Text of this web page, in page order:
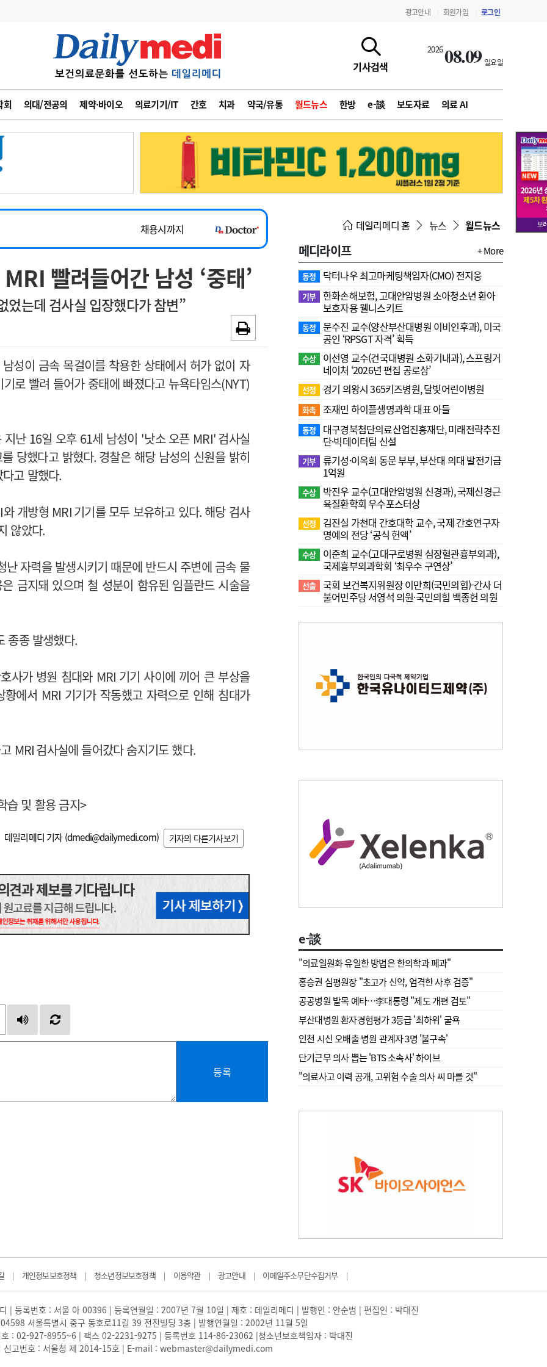
광고안내 회원가입 로그인
기사검색
202608.09 일요일
회 의대/전공의 제약·바이오 의료기기/IT 간호 치과 약국/유통 월드뉴스 한방 e-談 보도자료 의료 AI
6
관리급여 실시
지필공 지원책
수련환경 개선
의과대학 입시
사고
수첩
정책/통계 공시 지침·기준·평가 약제급여 심사 결과
광고안내
~2026-08-31
채용시까지
채용시까지
~2026-08-15
~2026-08-31
채용시까지
빨려들어간 남성 ‘중태’
었는데 검사실 입장했다가 참변”
성이 금속 목걸이를 착용한 상태에서 허가 없이 자
로 빨려 들어가 중태에 빠졌다고 뉴욕타임스(NYT)
지난 16일 오후 61세 남성이 '낫소 오픈 MRI'검사실
당했다고 밝혔다. 경찰은 해당 남성의 신원을 밝히
고 말했다.
와 개방형 MRI기기를 모두 보유하고 있다. 해당 검사
않았다.
자력을 발생시키기 때문에 반드시 주변에 금속 물
금지돼 있으며 철 성분이 함유된 임플란드 시술을
종종 발생했다.
사가 병원 침대와 MRI 기기 사이에 끼어 큰 부상을
황에서 MRI 기기가 작동했고 자력으로 인해 침대가
MRI검사실에 들어갔다 숨지기도 했다.
습 및 활용 금지>
데일리메디 기자 (dmedi@dailymedi.com) 기자의 다른기사보기
등록
데일리메디 홈 뉴스 월드뉴스
메디라이프 + More
동정 닥터나우 최고마케팅책임자(CMO) 전지웅
기부 한화손해보험, 고대안암병원 소아청소년 환아
보호자용 웰니스키트
동정
문수진 교수( 양산부산대병원 이비인후과), 미국
공인 ‘RPSGT 자격’ 획득
수상
이선영 교수(건국대병원 소화기내과), 스프링거
네이처 ‘2026년 편집 공로상’
선정 경기 의왕시 365키즈병원, 달빛어린이병원
화촉 조재민 하이플생명과학 대표 아들
동정
대구경북첨단의료산업진흥재단, 미래전략추진
단·빅데이터팀 신설
기부 류기성·이옥희 동문 부부, 부산대 의대 발전기금
1억원
수상
박진우 교수(고대안암병원 신경과), 국제신경근
육질환학회 우수포스터상
선정
김진실 가천대 간호대학 교수, 국제 간호연구자
명예의 전당 ‘공식 헌액’
수상
이준희 교수(고대구로병원 심장혈관흉부외과),
국제흉부외과학회 ‘최우수 구연상’
선출 국회 보건복지위원장 이만희(국민의힘)-간사 더
불어민주당 서영석 의원·국민의힘 백종헌 의원
e-談
"의료일원화 유일한 방법은 한의학과 폐과"
홍승권 심평원장 " 초고가 신약, 엄격한 사후 검증"
공공병원 발목 예타…李대통령 "제도 개편 검토"
부산대병원 환자경험평가 3등급 '최하위' 굴욕
인천 시신 오배출 병원 관계자 3명 '불구속'
단기근무 의사 뽑는 'BTS 소속사' 하이브
"의료사고 이력 공개, 고위험 수술 의사 씨 마를 것"
| 개인정보보호정책 | 청소년정보보호정책 | 이용약관 | 광고안내 | 이메일주소무단수집거부 |
| 등록번호 : 서울 아 00396 | 등록연월일 : 2007년 7월 10일 | 제호 : 데일리메디 | 발행인 : 안순범 | 편집인 : 박대진
서울특별시 중구 동호로11길 39 전진빌딩 3층 | 발행연월일 : 2002년 11월 5일
호 : 02-927-8955~6 | 팩스 02-2231-9275 | 등록번호 114-86-23062 |청소년보호책임자 : 박대진
신고번호 : 서울청 제 2014-15호 | E-mail : webmaster@dailymedi.com